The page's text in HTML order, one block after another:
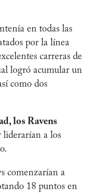
en todas las
por la línea
carreras de
logró acumular un
como dos
los Ravens
liderarían a los
comenzarían a
18 puntos en